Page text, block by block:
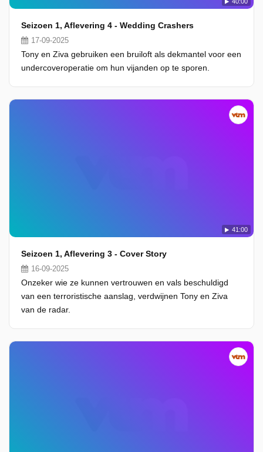
Seizoen 1, Aflevering 4 - Wedding Crashers
17-09-2025
Tony en Ziva gebruiken een bruiloft als dekmantel voor een
undercoveroperatie om hun vijanden op te sporen.
41:00
Seizoen 1, Aflevering 3 - Cover Story
16-09-2025
Onzeker wie ze kunnen vertrouwen en vals beschuldigd
van een terroristische aanslag, verdwijnen Tony en Ziva
van de radar.